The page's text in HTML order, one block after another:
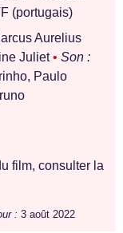
(portugais)
Aurelius
Juliet• Son :
Paulo
film, consulter la
: 3 août 2022